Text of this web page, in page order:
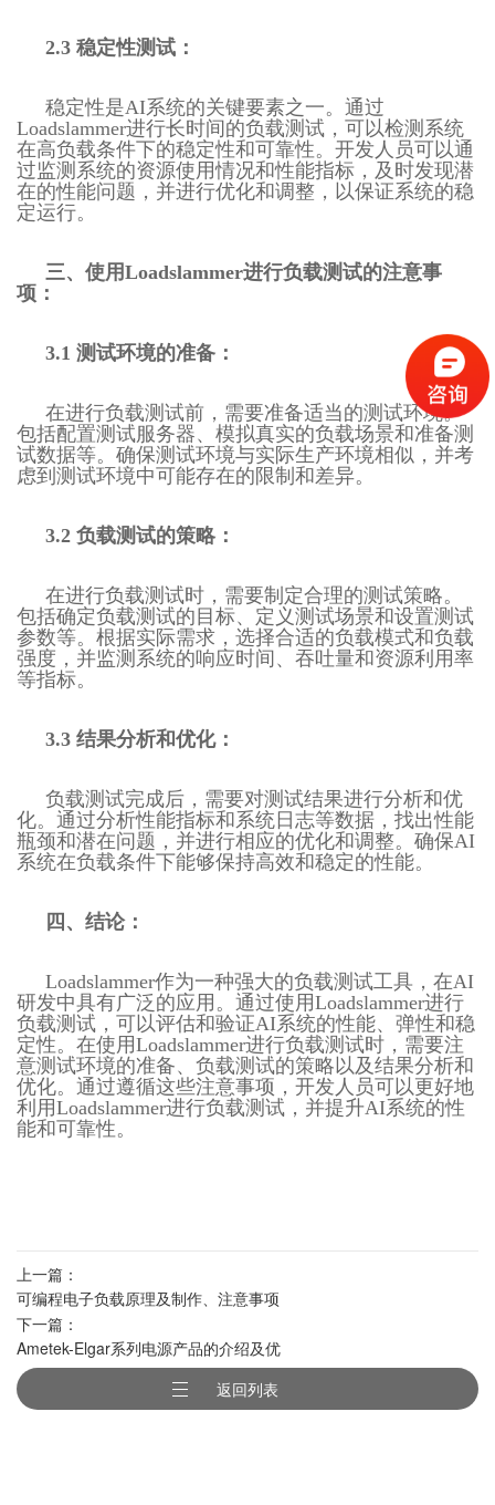
2.3 稳定性测试：
稳定性是AI系统的关键要素之一。通过
Loadslammer进行长时间的负载测试，可以检测系统
在高负载条件下的稳定性和可靠性。开发人员可以通
过监测系统的资源使用情况和性能指标，及时发现潜
在的性能问题，并进行优化和调整，以保证系统的稳
定运行。
三、使用Loadslammer进行负载测试的注意事
项：
3.1 测试环境的准备：
在进行负载测试前，需要准备适当的测试环境。
包括配置测试服务器、模拟真实的负载场景和准备测
试数据等。确保测试环境与实际生产环境相似，并考
虑到测试环境中可能存在的限制和差异。
3.2 负载测试的策略：
在进行负载测试时，需要制定合理的测试策略。
包括确定负载测试的目标、定义测试场景和设置测试
参数等。根据实际需求，选择合适的负载模式和负载
强度，并监测系统的响应时间、吞吐量和资源利用率
等指标。
3.3 结果分析和优化：
负载测试完成后，需要对测试结果进行分析和优
化。通过分析性能指标和系统日志等数据，找出性能
瓶颈和潜在问题，并进行相应的优化和调整。确保AI
系统在负载条件下能够保持高效和稳定的性能。
四、结论：
Loadslammer作为一种强大的负载测试工具，在AI
研发中具有广泛的应用。通过使用Loadslammer进行
负载测试，可以评估和验证AI系统的性能、弹性和稳
定性。在使用Loadslammer进行负载测试时，需要注
意测试环境的准备、负载测试的策略以及结果分析和
优化。通过遵循这些注意事项，开发人员可以更好地
利用Loadslammer进行负载测试，并提升AI系统的性
能和可靠性。
上一篇：
可编程电子负载原理及制作、注意事项
下一篇：
Ametek-Elgar系列电源产品的介绍及优
势对比
返回列表